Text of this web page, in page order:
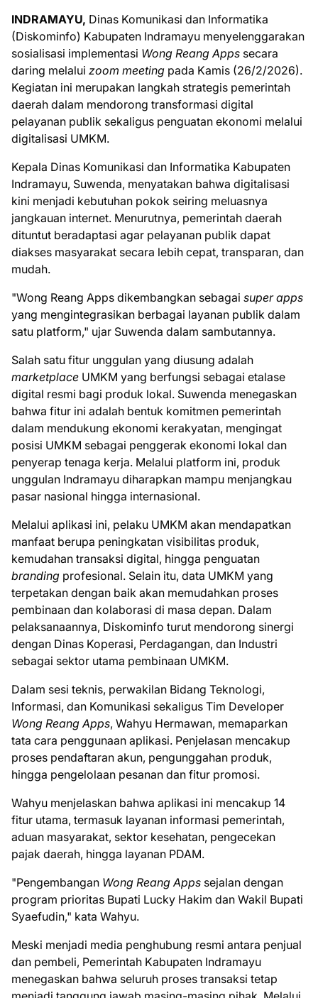
INDRAMAYU, Dinas Komunikasi dan Informatika
(Diskominfo) Kabupaten Indramayu menyelenggarakan
sosialisasi implementasi Wong Reang Apps secara
daring melalui zoom meeting pada Kamis (26/2/2026).
Kegiatan ini merupakan langkah strategis pemerintah
daerah dalam mendorong transformasi digital
pelayanan publik sekaligus penguatan ekonomi melalui
digitalisasi UMKM.
Kepala Dinas Komunikasi dan Informatika Kabupaten
Indramayu, Suwenda, menyatakan bahwa digitalisasi
kini menjadi kebutuhan pokok seiring meluasnya
jangkauan internet. Menurutnya, pemerintah daerah
dituntut beradaptasi agar pelayanan publik dapat
diakses masyarakat secara lebih cepat, transparan, dan
mudah.
"Wong Reang Apps dikembangkan sebagai super apps
yang mengintegrasikan berbagai layanan publik dalam
satu platform," ujar Suwenda dalam sambutannya.
Salah satu fitur unggulan yang diusung adalah
marketplace UMKM yang berfungsi sebagai etalase
digital resmi bagi produk lokal. Suwenda menegaskan
bahwa fitur ini adalah bentuk komitmen pemerintah
dalam mendukung ekonomi kerakyatan, mengingat
posisi UMKM sebagai penggerak ekonomi lokal dan
penyerap tenaga kerja. Melalui platform ini, produk
unggulan Indramayu diharapkan mampu menjangkau
pasar nasional hingga internasional.
Melalui aplikasi ini, pelaku UMKM akan mendapatkan
manfaat berupa peningkatan visibilitas produk,
kemudahan transaksi digital, hingga penguatan
branding profesional. Selain itu, data UMKM yang
terpetakan dengan baik akan memudahkan proses
pembinaan dan kolaborasi di masa depan. Dalam
pelaksanaannya, Diskominfo turut mendorong sinergi
dengan Dinas Koperasi, Perdagangan, dan Industri
sebagai sektor utama pembinaan UMKM.
Dalam sesi teknis, perwakilan Bidang Teknologi,
Informasi, dan Komunikasi sekaligus Tim Developer
Wong Reang Apps, Wahyu Hermawan, memaparkan
tata cara penggunaan aplikasi. Penjelasan mencakup
proses pendaftaran akun, pengunggahan produk,
hingga pengelolaan pesanan dan fitur promosi.
Wahyu menjelaskan bahwa aplikasi ini mencakup 14
fitur utama, termasuk layanan informasi pemerintah,
aduan masyarakat, sektor kesehatan, pengecekan
pajak daerah, hingga layanan PDAM.
"Pengembangan Wong Reang Apps sejalan dengan
program prioritas Bupati Lucky Hakim dan Wakil Bupati
Syaefudin," kata Wahyu.
Meski menjadi media penghubung resmi antara penjual
dan pembeli, Pemerintah Kabupaten Indramayu
menegaskan bahwa seluruh proses transaksi tetap